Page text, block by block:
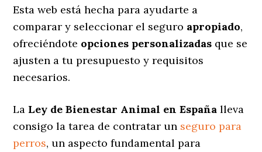
Esta web está hecha para ayudarte a
comparar y seleccionar el seguro apropiado,
ofreciéndote opciones personalizadas que se
ajusten a tu presupuesto y requisitos
necesarios.
La Ley de Bienestar Animal en España lleva
consigo la tarea de contratar un seguro para
perros, un aspecto fundamental para